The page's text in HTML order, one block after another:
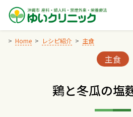
Skip
content
Home レシピ紹介 主食
Categories:
主食
鶏と冬瓜の塩